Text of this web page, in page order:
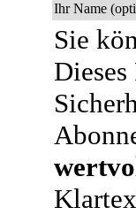
Ihr Name
Sie